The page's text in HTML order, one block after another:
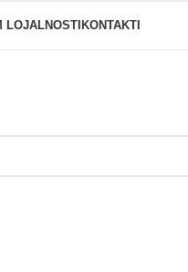
LOJALNOSTI KONTAKTI